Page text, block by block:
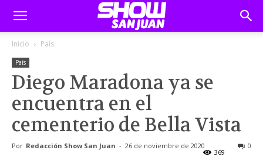
Inicio País
País
Diego Maradona ya se
encuentra en el
cementerio de Bella Vista
Por Redacción Show San Juan - 26 de noviembre de 2020 0
369